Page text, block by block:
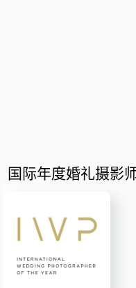
国际年度婚礼摄影